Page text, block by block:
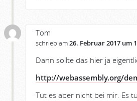
Tom
schrieb am26. Februar 2017 um
Dann sollte das hier ja
http://webassembly.org/
Tut es aber nicht bei mir. Es